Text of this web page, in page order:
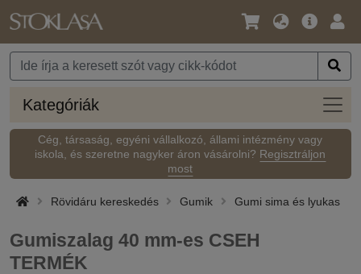
Nyelv
Pénznem
Fő
Kategóriák
Cég, társaság, egyéni vállalkozó, állami intézmény vagy
iskola, és szeretne nagyker áron vásárolni? Regisztráljon
most
Rövidáru kereskedés Gumik Gumi sima és lyukas
Gumiszalag 40 mm-es CSEH
TERMÉK